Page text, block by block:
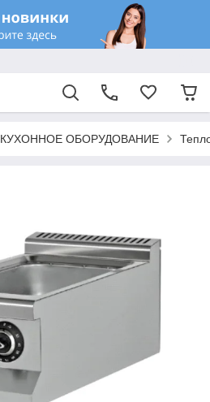
КУХОННОЕ ОБОРУДОВАНИЕ